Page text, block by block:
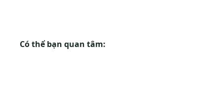
Có thể bạn quan tâm: